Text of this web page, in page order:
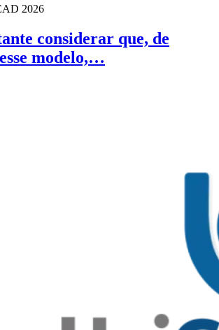
2026
considerar que, de
modelo,…